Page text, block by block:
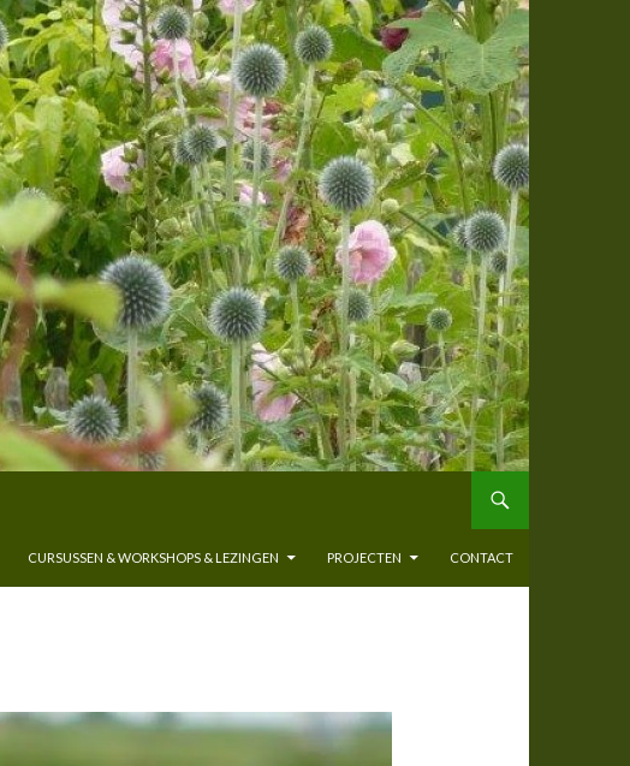
CURSUSSEN & WORKSHOPS & LEZINGEN PROJECTEN CONTACT